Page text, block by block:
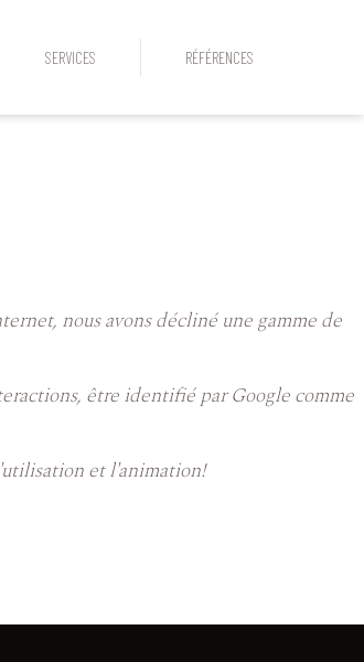
SERVICES RÉFÉRENCES
nous avons décliné une gamme de
être identifié par Google comme
et l'animation!